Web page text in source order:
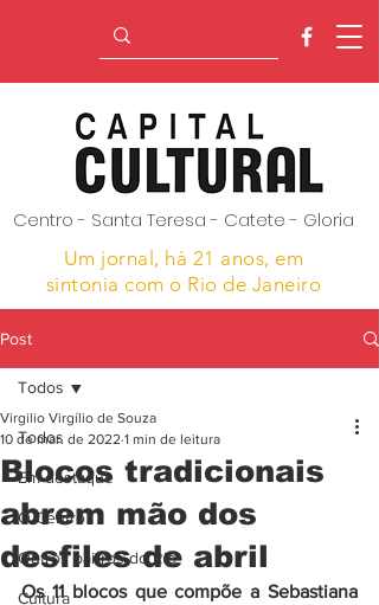
Centro - Santa Teresa - Catete - Gloria
Um jornal, hà 21 anos, em
sintonia com o Rio de Janeiro
Post
Todos
Em destaque
O Centro
Outros bairros do Rio
Cultura
Todos
Blocos tradicionais
abrem mão dos
desfiles de abril
Virgilio Virgílio de Souza
10 de mar. de 2022 1 min de leitura
Os 11 blocos que compõe a Sebastiana